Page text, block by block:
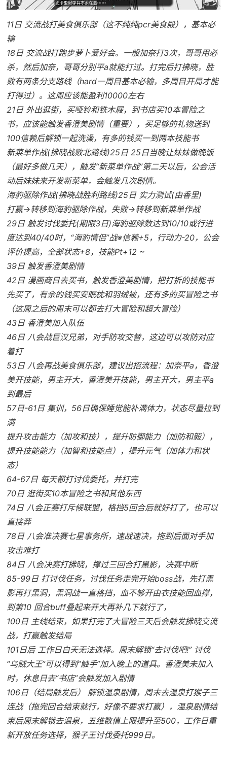
11日 交流战打美食俱乐部（这不纯纯pcr美食殿），基本必
输
18日 交流战打跑步萝卜爱好会。一般加奈打3次，哥哥用必
杀，然后加奈，哥哥分别平a就能打过。打完后打拂晓，胜
败有两条分支路线（hard一周目基本必输，多周目开局才能
打得过）。这周应该能盈利10000左右
21日 外出逛街，买哑铃和铁木屐，到书店买10本冒险之
书，应该能触发香澄美剧情（重要），买足够的礼物送到
100信赖后解锁一起洗澡，有多的钱买一到两本技能书
新菜单作战(拂晓战败北路线)25日 25日当晚让妹妹做晚饭
（最好多做几天），触发“新菜单作战”第二天以后，公会活
动后妹妹来开发新菜单，会触发几次剧情。
海豹驱除作战(拂晓战胜利路线)25日 实力测试(由香里)
打赢→转移到海豹驱除作战，失败→转移到新菜单作战
29日 触发讨伐委托(期限3日)海豹驱除数达到10/10或行进
度达到40/40时，“海豹情侣”战※信赖+5，行动力-20，公会
评价提高，全部状态+8，技能Pt+12 ~
39日 触发香澄美剧情
42日 漫画商日去买书，触发香澄美剧情，把打折的技能书
先买了，有余的钱买安眠枕和羽绒被，还有多的买冒险之书
（这周之后的周末可以都去打大冒险和超大冒险）
43日 香澄美加入队伍
46日 八会战巨汉兄弟，对手防攻交替，这边可以攻防对应
着打
53日 八会再战美食俱乐部，建议出招流程：加奈平a，香澄
美开技能，男主开大，香澄美开技能，男主开大，男主平a
到最后
57日-61日 集训，56日确保睡觉能补满体力，状态尽量拉到
满
提升攻击能力（加攻和技），提升防御能力（加防和毅），
提升技能能力（加智和技能点），提升元气（加体力和状
态）
64-67日 每天都打讨伐委托，并打完
70日 逛街买10本冒险之书和其他东西
74日 八会正赛打斥候联盟，格挡5回合后就好打了，也可以
直接莽
78日 八会准决赛七星事务所，速战速决，拖到后面对手加
攻击难打
84日 八会决赛打拂晓，撑过三回合打黑影，决赛中断
85-99日 打讨伐任务，讨伐任务走完开始boss战，先打黑
影再打黑洞，黑洞战一直格挡，血不够开由衣技能回血撑，
到第10 回合buff叠起来开大再补几下就行了，
100日 主线结束，如果打完了大冒险三天后会触发拂晓交流
战，打赢触发结局
101日后 工作日白天无法选择。周末解锁“去讨伐吧!” 讨伐
“乌贼大王”可以得到“触手”加入晚上的道具。香澄美未加入
时，休息日去“书店”会触发加入剧情
106日（结局触发后） 解锁温泉剧情，周末去温泉打猴子三
连战（拖完回合结束就行，好像不要求打赢），温泉剧情结
束后周末解锁去温泉，五维数值上限提升至500，工作日重
新开放任务选择，猴子王讨伐委托999日。